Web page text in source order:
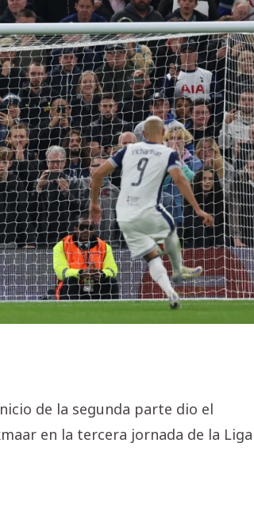
de la segunda parte dio el
en la tercera jornada de la Liga